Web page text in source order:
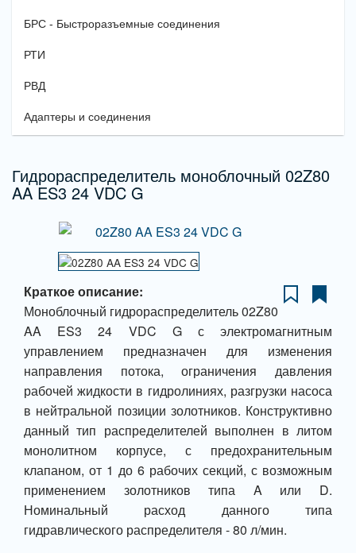
БРС - Быстроразъемные соединения
РТИ
РВД
Адаптеры и соединения
Гидрораспределитель моноблочный 02Z80
AA ES3 24 VDC G
Краткое описание:
Моноблочный гидрораспределитель 02Z80
AA ES3 24 VDC G с электромагнитным
управлением предназначен для изменения
направления потока, ограничения давления
рабочей жидкости в гидролиниях, разгрузки насоса
в нейтральной позиции золотников. Конструктивно
данный тип распределителей выполнен в литом
монолитном корпусе, с предохранительным
клапаном, от 1 до 6 рабочих секций, с возможным
применением золотников типа A или D.
Номинальный расход данного типа
гидравлического распределителя - 80 л/мин.